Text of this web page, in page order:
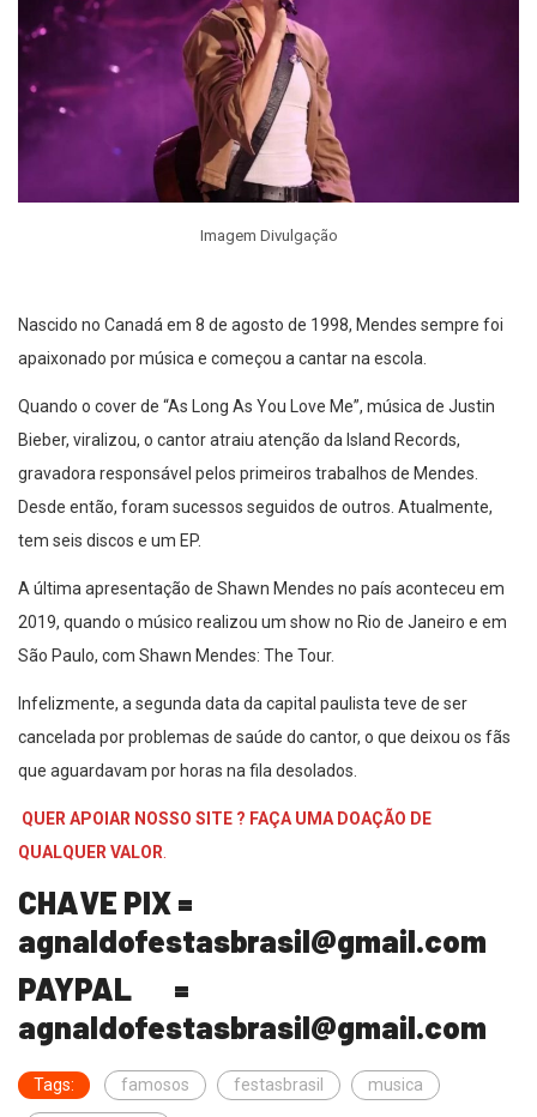
Imagem Divulgação
Nascido no Canadá em 8 de agosto de 1998, Mendes sempre foi
apaixonado por música e começou a cantar na escola.
Quando o cover de “As Long As You Love Me”, música de Justin
Bieber, viralizou, o cantor atraiu atenção da Island Records,
gravadora responsável pelos primeiros trabalhos de Mendes.
Desde então, foram sucessos seguidos de outros. Atualmente,
tem seis discos e um EP.
A última apresentação de Shawn Mendes no país aconteceu em
2019, quando o músico realizou um show no Rio de Janeiro e em
São Paulo, com Shawn Mendes: The Tour.
Infelizmente, a segunda data da capital paulista teve de ser
cancelada por problemas de saúde do cantor, o que deixou os fãs
que aguardavam por horas na fila desolados.
QUER APOIAR NOSSO SITE ? FAÇA UMA DOAÇÃO DE
QUALQUER VALOR
CHAVE PIX =
agnaldofestasbrasil@gmail.com
PAYPAL =
agnaldofestasbrasil@gmail.com
Tags: famosos festasbrasil musica